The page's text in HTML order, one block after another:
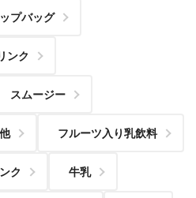
プバッグ
ンク
スムージー
フルーツ入り乳飲料
ク 牛乳